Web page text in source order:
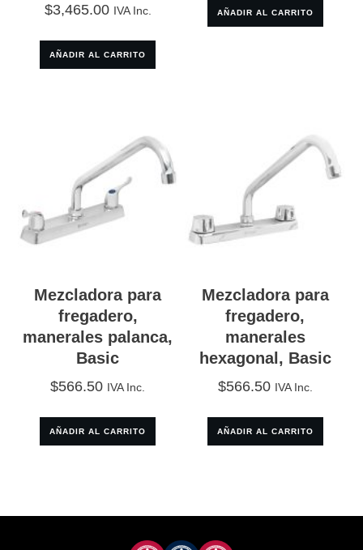
$3,465.00 IVA Inc.
AÑADIR AL CARRITO
AÑADIR AL CARRITO
Mezcladora para
fregadero,
manerales palanca,
Basic
$566.50 IVA Inc.
AÑADIR AL CARRITO
Mezcladora para
fregadero,
manerales
hexagonal, Basic
$566.50 IVA Inc.
AÑADIR AL CARRITO